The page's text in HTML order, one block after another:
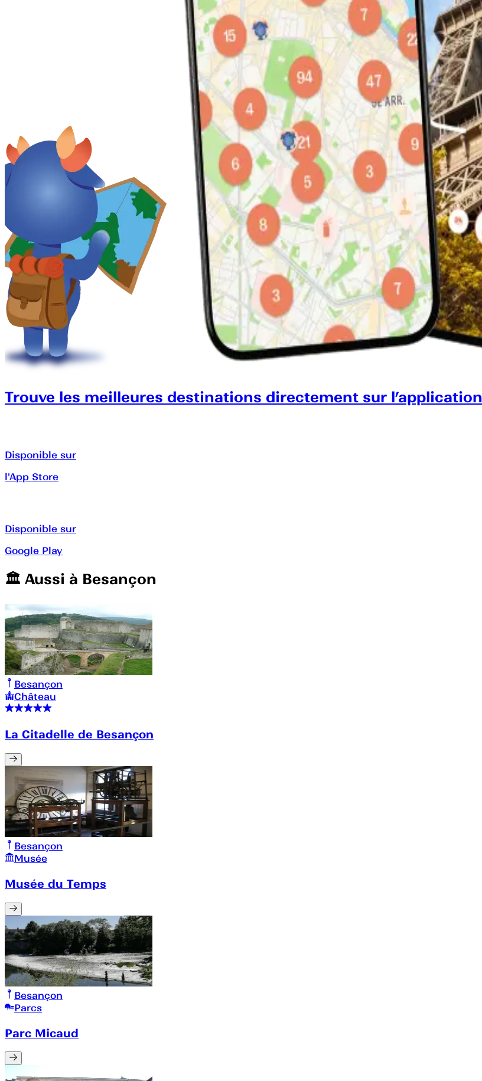
Trouve les meilleures destinations directement sur l’application
Disponible sur
l'App Store
Disponible sur
Google Play
🏛️️ Aussi à Besançon
Besançon
Château
La Citadelle de Besançon
Besançon
Musée
Musée du Temps
Besançon
Parcs
Parc Micaud